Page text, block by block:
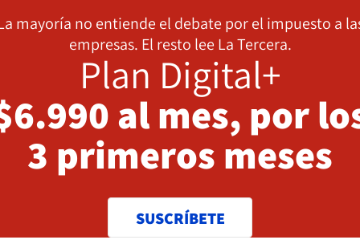
mayoría no entiende el debate por el impuesto a
empresas. El resto lee La Tercera.
Plan Digital+
al mes, por
3 primeros meses
SUSCRÍBETE